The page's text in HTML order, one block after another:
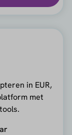
in EUR,
met